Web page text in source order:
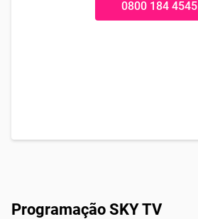
0800 184 4545
Programação SKY TV